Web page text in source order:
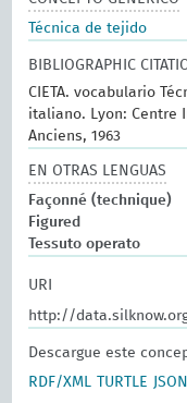
Técnica de tejido
BIBLIOGRAPHIC
CIETA. vocabulario
italiano. Lyon: Centre
Anciens, 1963
EN OTRAS LENGUAS
Façonné (technique)
Figured
Tessuto operato
URI
http://
Descargue este
RDF/XML
TURTLE